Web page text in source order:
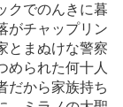
クでのんきに暮
がチャップリン
とまぬけな警察
められた何十人
だから家族持ち